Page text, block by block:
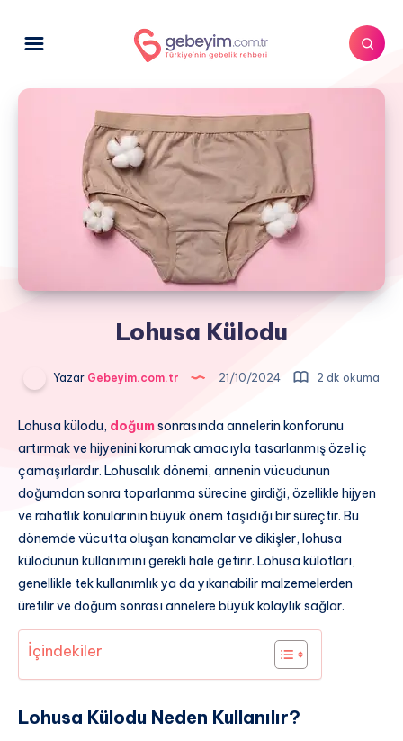
Lohusa Külodu
Yazar Gebeyim.com.tr 21/10/2024 2 dk okuma
Lohusa külodu, doğumsonrasında annelerin konforunu
artırmak ve hijyenini korumak amacıyla tasarlanmış özel iç
çamaşırlardır. Lohusalık dönemi, annenin vücudunun
doğumdan sonra toparlanma sürecine girdiği, özellikle hijyen
ve rahatlık konularının büyük önem taşıdığı bir süreçtir. Bu
dönemde vücutta oluşan kanamalar ve dikişler, lohusa
külodunun kullanımını gerekli hale getirir. Lohusa külotları,
genellikle tek kullanımlık ya da yıkanabilir malzemelerden
üretilir ve doğum sonrası annelere büyük kolaylık sağlar.
İçindekiler
Lohusa Külodu Neden Kullanılır?